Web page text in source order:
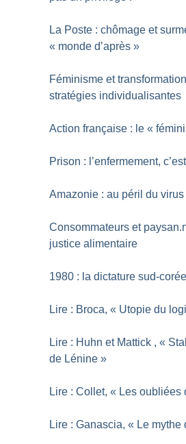
La Poste : chômage et
« monde d’après »
Féminisme et
stratégies individualisantes
Action française : le «
Prison : l’enfermement,
Amazonie : au péril du virus
Consommateurs et
justice alimentaire
1980 : la dictature sud-
Lire : Broca, « Utopie du
Lire : Huhn et Mattick , «
de Lénine »
Lire : Collet, « Les oubliées
Lire : Ganascia, « Le mythe